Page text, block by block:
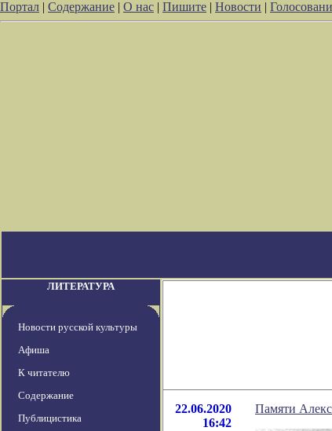
Портал | Содержание | О нас | Пишите | Новости |
ЛИТЕРАТУРА
Новости русской культуры
Афиша
К читателю
Содержание
Публицистика
22.06.2020
16:42
Памяти